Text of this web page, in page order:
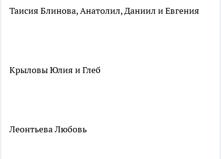
Таисия Блинова, Анатолил, Даниил и Евгения
Крыловы Юлия и Глеб
Леонтьева Любовь